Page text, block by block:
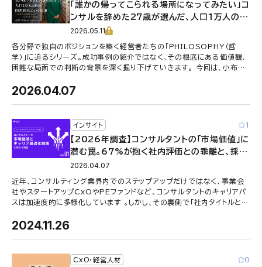
「誰かの帰ってこられる場所になってみたい」コ
ンサルを辞めた27歳が選んだ、人口1万人の町
の図書館長という仕事／志賀アリカ様 インタ
ビュー前編【PHILOSOPHY─経営者の思考
とキャリア─】
2026.05.11
各分野で独自のポジションを築く経営者たちの「PHILOSOPHY（哲
学）」に迫るシリーズ。成功事例の紹介ではなく、その根底にある価値観、
困難な局面での判断の背景を深く掘り下げていきます。 今回は、小布施
2026.04.07
インサイト 1
【2026年調査】コンサルタントの「市場価値」に
潜む罠。67%が抱く社内評価との乖離と、採用
側が抱く“本音”の懸念とは
2026.04.07
近年、コンサルティング業界内でのステップアップだけではなく、事業会
社やスタートアップCxOやPEファンドなど、コンサルタントのキャリアパ
スは加速度的に多様化しています 。しかし、その裏側で「社内タイトルと外
2024.11.26
CxO・経営人材 0